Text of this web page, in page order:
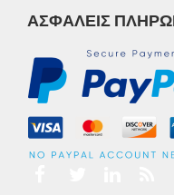
ΑΣΦΑΛΕΊΣ